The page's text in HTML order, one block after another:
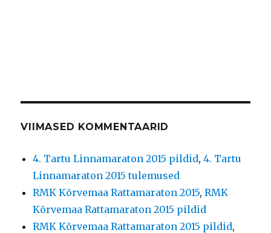
VIIMASED KOMMENTAARID
4. Tartu Linnamaraton 2015 pildid,4. Tartu
Linnamaraton 2015 tulemused
RMK Kõrvemaa Rattamaraton 2015,RMK
Kõrvemaa Rattamaraton 2015 pildid
RMK Kõrvemaa Rattamaraton 2015 pildid,